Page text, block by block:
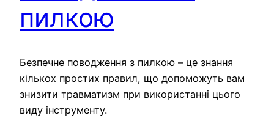
пилкою
Безпечне поводження з пилкою – це знання
кількох простих правил, що допоможуть вам
знизити травматизм при використанні цього
виду інструменту.